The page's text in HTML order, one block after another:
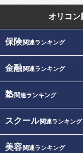
オリコン
保険関連ランキング
金融関連ランキング
塾関連ランキング
スクール関連ランキング
美容関連ランキング